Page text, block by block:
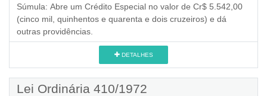
Súmula: Abre um Crédito Especial no valor de Cr$ 5.542,00
(cinco mil, quinhentos e quarenta e dois cruzeiros) e dá
outras providências.
DETALHES
Lei Ordinária 410/1972